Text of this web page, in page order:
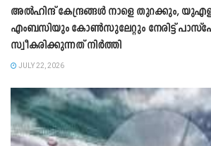
അൽഹിന്ദ് കേന്ദ്രങ്ങൾ നാളെ തുറക്കും,
എംബസിയും കോൺസുലേറ്റും നേരിട്ട്
സ്വീകരിക്കുന്നത് നിർത്തി
JULY 22, 2026